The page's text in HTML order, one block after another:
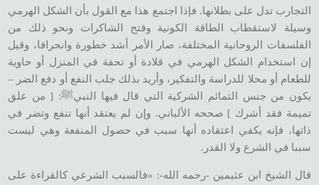
التجارب تدل على بطلانها. فإذا اجتمع هذا مع القول بأن الشكل الهرمي
وسيلة لاستقطاب الطاقة الكونية وفتح الشاكرات ونحو ذلك من
الفلسفات الروحانية المختلفة، صار الأمر أشد خطورة وانحرافا، وقيل
إن استخدام الشكل الهرمي في قلادة أو تحفة في المنزل أو حاوية
للطعام أو محلا للدراسة والتفكير، وأريد بذلك جلب النفع أو دفع الضر –
يكون من جنس التمائم الشركية التي قال فيها النبيﷺ: [ من علق
تميمة فقد أشرك ] صححه الألباني. وإن لم يعتقد أنها تنفع وتضر في
ذاتها، فإنه يكفي اعتقاده أنها سبب في حصول المنفعة وهي ليست
سببا في الشرع ولا القدر.
قال الشيخ ابن عثيمين -رحمه الله-: «فالسبب الشرعي كالقراءة على